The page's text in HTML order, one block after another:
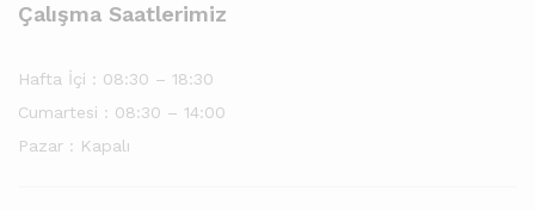
Çalışma Saatlerimiz
Hafta İçi : 08:30 – 18:30
Cumartesi : 08:30 – 14:00
Pazar : Kapalı